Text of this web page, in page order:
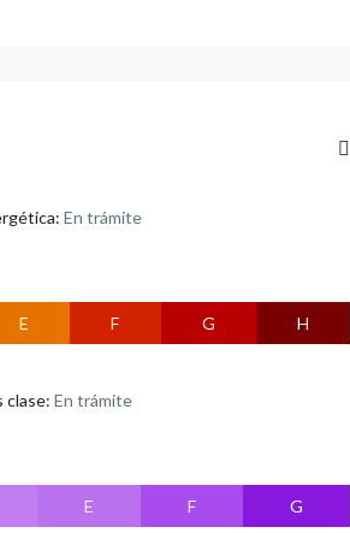
En trámite
E F G H
clase: En trámite
E F G